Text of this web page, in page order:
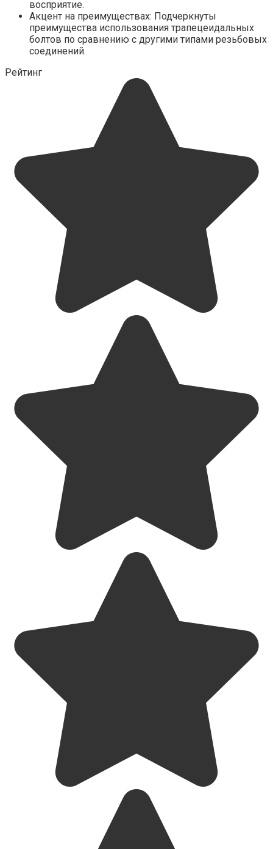
восприятие.
Акцент на преимуществах: Подчеркнуты
преимущества использования трапецеидальных
болтов по сравнению с другими типами резьбовых
соединений.
Рейтинг